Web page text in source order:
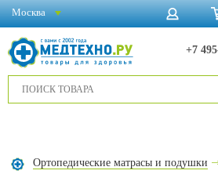
+7
Москва
Ортопедические матрасы и подушки